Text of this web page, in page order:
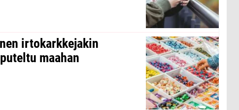
irtokarkkejakin
maahan